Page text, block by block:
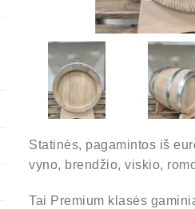
Statinės, pagamintos iš
vyno, brendžio, viskio,
Tai Premium klasės